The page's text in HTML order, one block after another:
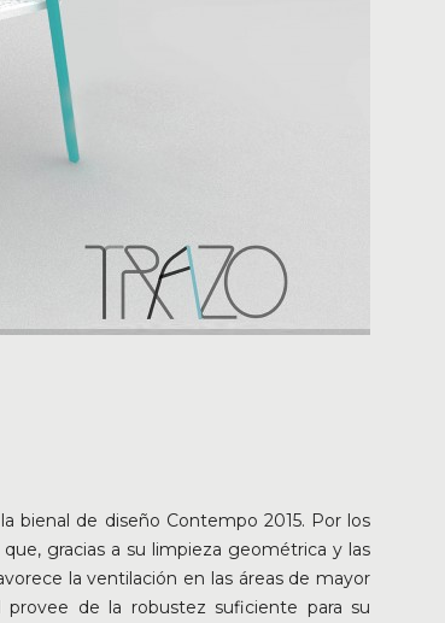
bienal de diseño Contempo 2015. Por los
gracias a su limpieza geométrica y las
la ventilación en las áreas de mayor
de la robustez suficiente para su